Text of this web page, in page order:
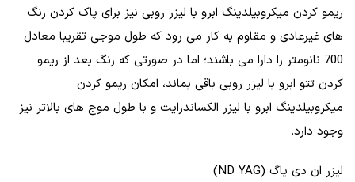
ریمو کردن میکروبیلدینگ ابرو با لیزر روبی نیز برای پاک کردن رنگ
های غیرعادی و مقاوم به کار می رود که طول موجی تقریبا معادل
700 نانومتر را دارا می باشند؛ اما در صورتی که رنگ بعد از ریمو
کردن تتو ابرو با لیزر روبی باقی بماند، امکان ریمو کردن
میکروبیلدینگ ابرو با لیزر الکساندرایت و با طول موج های بالاتر نیز
وجود دارد.
لیزر ان دی یاگ (ND YAG)